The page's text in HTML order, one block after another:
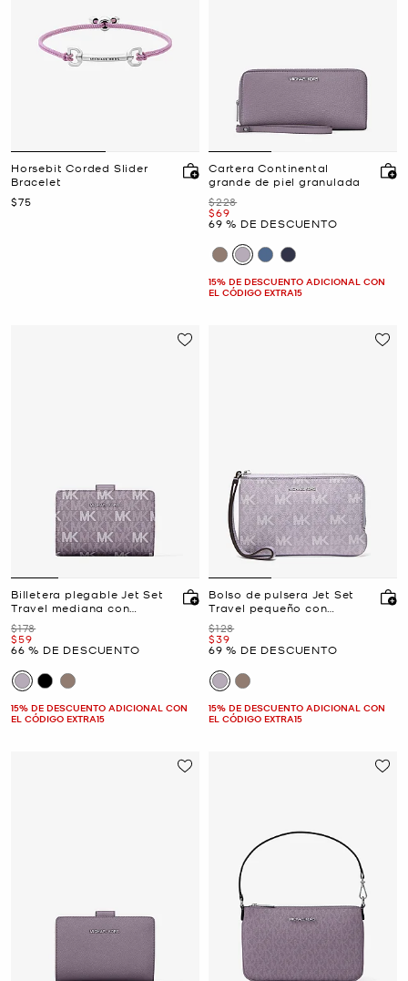
Horsebit Corded Slider
Bracelet
Ahora
$75
Cartera Continental
grande de piel granulada
Era
$228
Ahora
$69
69 % DE DESCUENTO
15% DE DESCUENTO ADICIONAL CON
EL CÓDIGO EXTRA15
Billetera plegable Jet Set
Travel mediana con
logotipo exclusivo
Era
$178
Ahora
$59
66 % DE DESCUENTO
15% DE DESCUENTO ADICIONAL CON
EL CÓDIGO EXTRA15
Bolso de pulsera Jet Set
Travel pequeño con
logotipo exclusivo
Era
$128
Ahora
$39
69 % DE DESCUENTO
15% DE DESCUENTO ADICIONAL CON
EL CÓDIGO EXTRA15